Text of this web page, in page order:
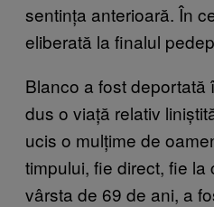
sentința anterioară. În
eliberată la finalul
Blanco a fost deportată
dus o viață relativ
ucis o mulțime de
timpului, fie direct, fie
vârsta de 69 de ani, a